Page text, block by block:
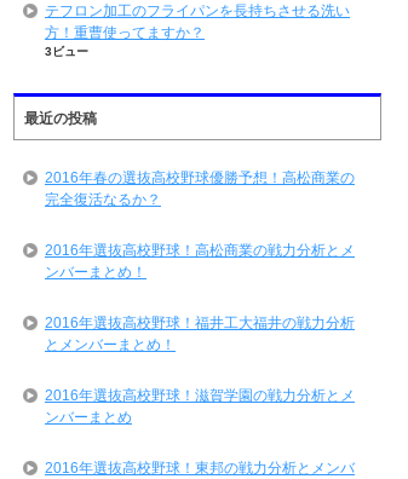
テフロン加工のフライパンを長持ちさせる洗い
方！重曹使ってますか？
3ビュー
最近の投稿
2016年春の選抜高校野球優勝予想！高松商業の
完全復活なるか？
2016年選抜高校野球！高松商業の戦力分析とメ
ンバーまとめ！
2016年選抜高校野球！福井工大福井の戦力分析
とメンバーまとめ！
2016年選抜高校野球！滋賀学園の戦力分析とメ
ンバーまとめ
2016年選抜高校野球！東邦の戦力分析とメンバ